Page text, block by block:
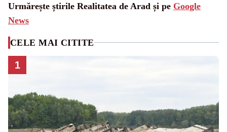
Urmărește știrile Realitatea de Arad și pe Google
News
CELE MAI CITITE
1